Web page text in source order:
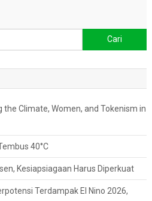
untuk:
the Climate, Women, and Tokenism in
40°C
Kesiapsiagaan Harus Diperkuat
Terdampak El Nino 2026,